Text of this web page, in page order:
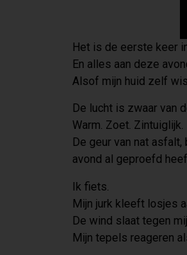
Het is de eerste keer
En alles aan deze
Alsof mijn huid zelf
De lucht is zwaar van
Warm. Zoet. Zintuiglijk.
De geur van nat
avond al geproefd
Ik fiets.
Mijn jurk kleeft losjes
De wind slaat tegen
Mijn tepels reageren